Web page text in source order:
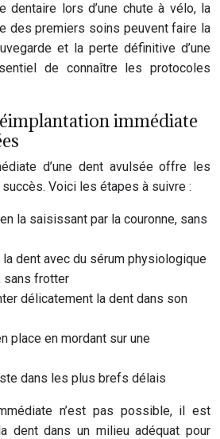
dentaire lors d’une chute à vélo, la
des premiers soins peuvent faire la
et la perte définitive d’une
de connaître les protocoles
immédiate
d’une dent avulsée offre les
Voici les étapes à suivre :
la saisissant par la couronne, sans
dent avec du sérum physiologique
sans frotter
délicatement la dent dans son
place en mordant sur une
dans les plus brefs délais
n’est pas possible, il est
dent dans un milieu adéquat pour